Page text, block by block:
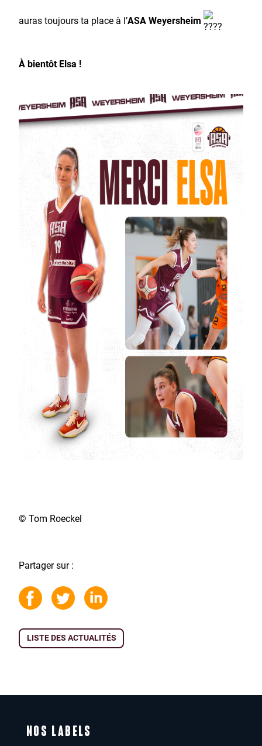
auras toujours ta place à l’ASA Weyersheim
À bientôt Elsa !
© Tom Roeckel
Partager sur :
LISTE DES ACTUALITÉS
NOS LABELS